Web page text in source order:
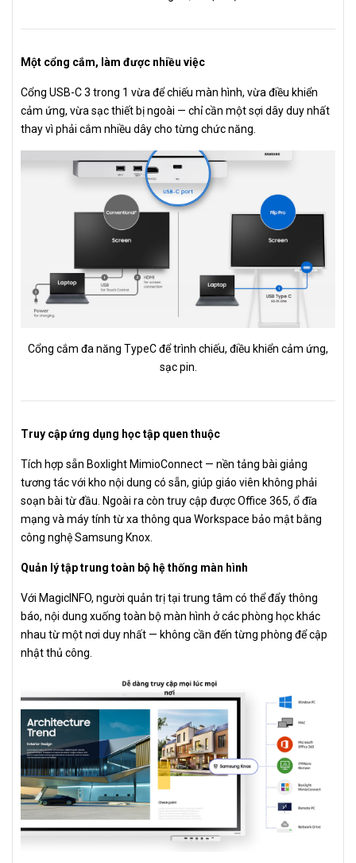
Một cổng cắm, làm được nhiều việc
Cổng USB-C 3 trong 1 vừa để chiếu màn hình, vừa điều khiển
cảm ứng, vừa sạc thiết bị ngoài — chỉ cần một sợi dây duy nhất
thay vì phải cắm nhiều dây cho từng chức năng.
Cổng cắm đa năng TypeC để trình chiếu, điều khiển cảm ứng,
sạc pin.
Truy cập ứng dụng học tập quen thuộc
Tích hợp sẵn Boxlight MimioConnect — nền tảng bài giảng
tương tác với kho nội dung có sẵn, giúp giáo viên không phải
soạn bài từ đầu. Ngoài ra còn truy cập được Office 365, ổ đĩa
mạng và máy tính từ xa thông qua Workspace bảo mật bằng
công nghệ Samsung Knox.
Quản lý tập trung toàn bộ hệ thống màn hình
Với MagicINFO, người quản trị tại trung tâm có thể đẩy thông
báo, nội dung xuống toàn bộ màn hình ở các phòng học khác
nhau từ một nơi duy nhất — không cần đến từng phòng để cập
nhật thủ công.